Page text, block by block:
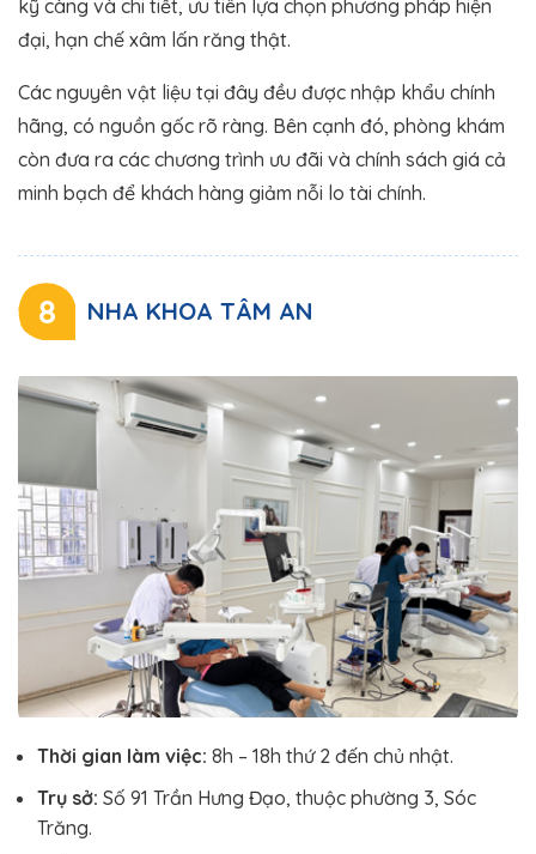
kỹ càng và chi tiết, ưu tiên lựa chọn phương pháp hiện
đại, hạn chế xâm lấn răng thật.
Các nguyên vật liệu tại đây đều được nhập khẩu chính
hãng, có nguồn gốc rõ ràng. Bên cạnh đó, phòng khám
còn đưa ra các chương trình ưu đãi và chính sách giá cả
minh bạch để khách hàng giảm nỗi lo tài chính.
8 NHA KHOA TÂM AN
Thời gian làm việc: 8h – 18h thứ 2 đến chủ nhật.
Trụ sở: Số 91 Trần Hưng Đạo, thuộc phường 3, Sóc
Trăng.